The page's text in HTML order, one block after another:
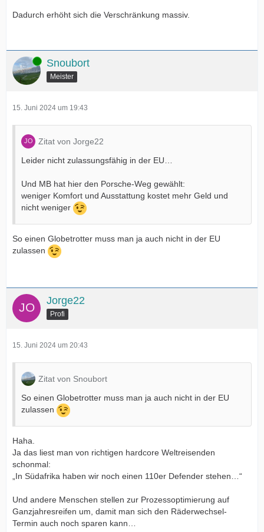
Dadurch erhöht sich die Verschränkung massiv.
Online Snoubort
Meister
15. Juni 2024 um 19:43
Zitat von Jorge22
Leider nicht zulassungsfähig in der EU…
Und MB hat hier den Porsche-Weg gewählt:
weniger Komfort und Ausstattung kostet mehr Geld und
nicht weniger
So einen Globetrotter muss man ja auch nicht in der EU
zulassen
Jorge22
Profi
15. Juni 2024 um 20:43
Zitat von Snoubort
So einen Globetrotter muss man ja auch nicht in der EU
zulassen
Haha.
Ja das liest man von richtigen hardcore Weltreisenden
schonmal:
„In Südafrika haben wir noch einen 110er Defender stehen…“
Und andere Menschen stellen zur Prozessoptimierung auf
Ganzjahresreifen um, damit man sich den Räderwechsel-
Termin auch noch sparen kann…